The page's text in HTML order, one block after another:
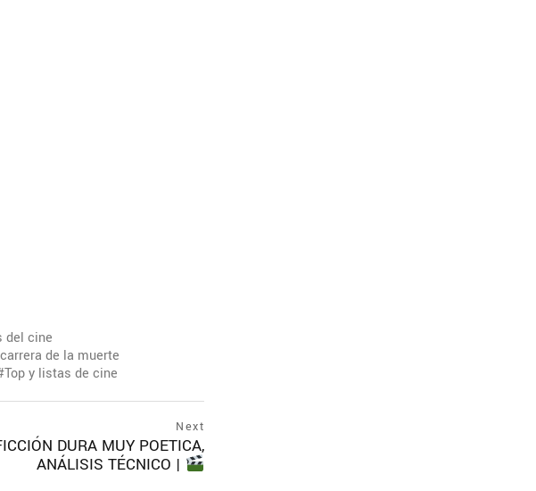
del cine
de la muerte
Top y listas de cine
Next
DURA MUY POETICA,
ANÁLISIS TÉCNICO |